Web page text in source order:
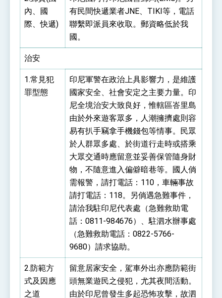
內、國
際、快遞)
有民間快遞業者JNE、TIKI等，電話
聯繫即派員來收取。郵資略低於我
國。
治安
1.常見犯
罪型態
印尼軍警在政治上具影響力，是維護
國家安全、社會安定之主要力量。印
尼全境治安大致良好，惟轄區峇里島
由於外來遊客眾多，人潮擁擠處則容
易有扒手竊拿手機錢包等情事。民眾
於人群眾多處、於街道行走時或搭乘
大眾交通時應留意並妥善保管隨身財
物，不隨意進入偏僻暗巷等。國人倘
需報警，請打電話：110，車輛事故
請打電話：118。另倘遇急難事件，
請洽我駐印尼代表處（急難救助電
話：0811-984676）、駐泗水辦事處
（急難救助電話：0822-5766-
9680）請求協助。
2.防範方
式及因應
之道
留意居家安全，駕車外出亦應防範街
頭無業遊民之侵犯，尤其夜間活動。
由於印尼曾發生多起恐怖攻擊，故泗